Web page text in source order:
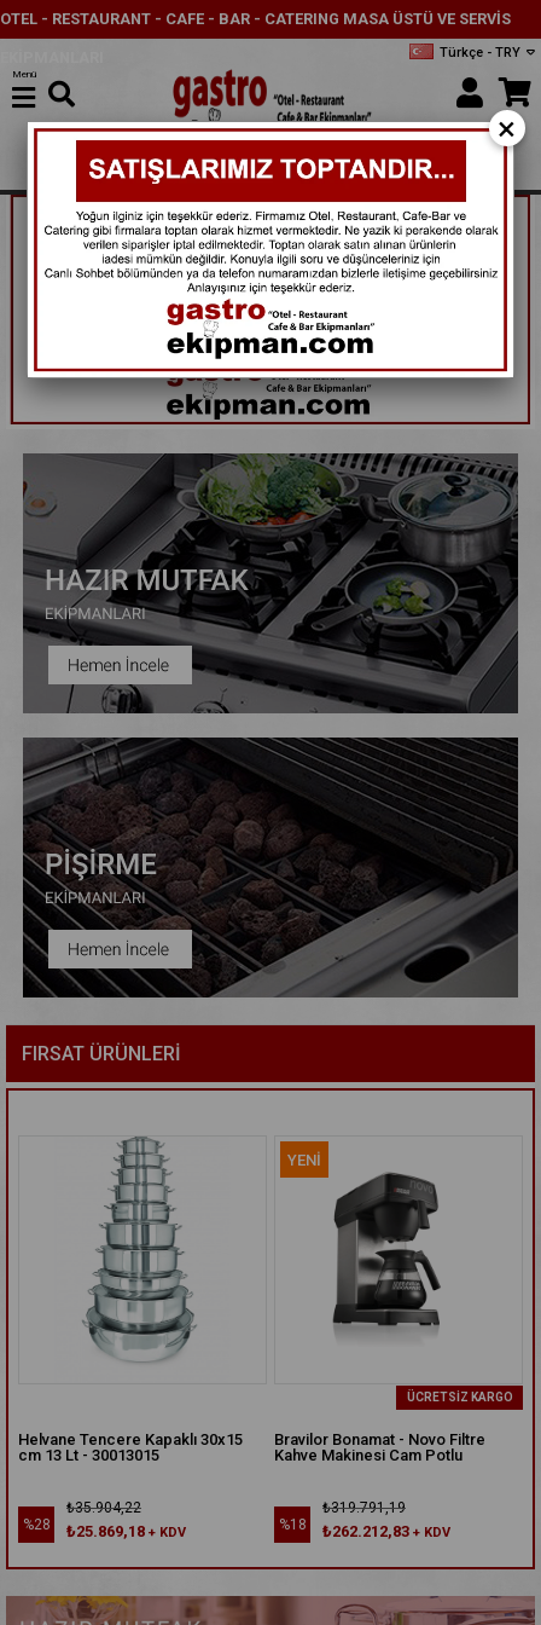
OTEL - RESTAURANT - CAFE - BAR - CATERING MASA ÜSTÜ VE SERVİS
Türkçe - TRY
Menü
FIRSAT ÜRÜNLERİ
Tencere Kapaklı 30x15
- 30013015
+ KDV
Bravilor Bonamat - Novo Filtre
Kahve Makinesi Cam Potlu
₺262.212,83+ KDV
₺319.791,19
%18İNDIRIM
ÜCRETSIZ KARGO
Düdüklü
- 32383219
×